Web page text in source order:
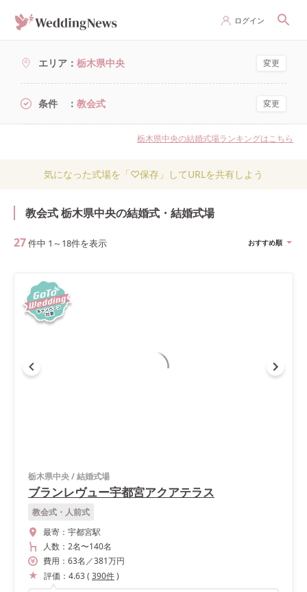
ログイン
エリア 栃木県中央 変更
条件 教会式 変更
栃木県中央の結婚式場ランキングはこちら
気になった式場を「♡保存」してURLを共有しよう
教会式 栃木県中央の結婚式・結婚式場
27件中 1 ～ 18件を表示 おすすめ順
栃木県中央/結婚式場
ブランレヴュー宇都宮アクアテラス
教会式・人前式
最寄： 宇都宮駅
人数： 2名〜140名
費用： 63名 ／381万円
評価： 4.63( 390件)